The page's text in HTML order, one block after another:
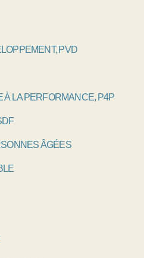
PVD
LA PERFORMANCE, P4P
ÂGÉES